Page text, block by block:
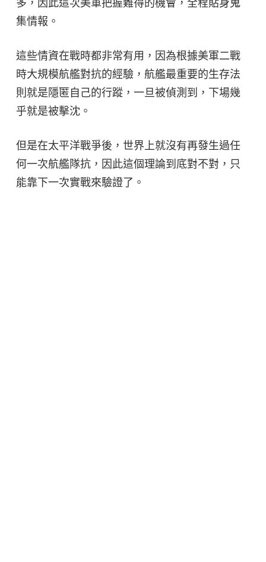
多，因此這次美軍把握難得的機會，全程貼身蒐
集情報。
這些情資在戰時都非常有用，因為根據美軍二戰
時大規模航艦對抗的經驗，航艦最重要的生存法
則就是隱匿自己的行蹤，一旦被偵測到，下場幾
乎就是被擊沈。
但是在太平洋戰爭後，世界上就沒有再發生過任
何一次航艦隊抗，因此這個理論到底對不對，只
能靠下一次實戰來驗證了。